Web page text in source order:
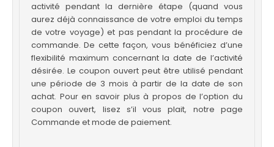
activité pendant la dernière étape (quand vous
aurez déjà connaissance de votre emploi du temps
de votre voyage) et pas pendant la procédure de
commande. De cette façon, vous bénéficiez d’une
flexibilité maximum concernant la date de l’activité
désirée. Le coupon ouvert peut être utilisé pendant
une période de 3 mois à partir de la date de son
achat. Pour en savoir plus à propos de l’option du
coupon ouvert, lisez s’il vous plait, notre page
Commande et mode de paiement.